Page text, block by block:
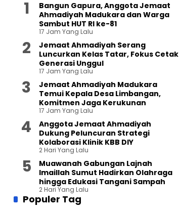
Bangun Gapura, Anggota Jemaat
Ahmadiyah Madukara dan Warga
Sambut HUT RI ke-81
17 Jam Yang Lalu
Jemaat Ahmadiyah Serang
Luncurkan Kelas Tatar, Fokus Cetak
Generasi Unggul
17 Jam Yang Lalu
Jemaat Ahmadiyah Madukara
Temui Kepala Desa Limbangan,
Komitmen Jaga Kerukunan
17 Jam Yang Lalu
Anggota Jemaat Ahmadiyah
Dukung Peluncuran Strategi
Kolaborasi Klinik KBB DIY
2 Hari Yang Lalu
Muawanah Gabungan Lajnah
Imaillah Sumut Hadirkan Olahraga
hingga Edukasi Tangani Sampah
2 Hari Yang Lalu
Populer Tag